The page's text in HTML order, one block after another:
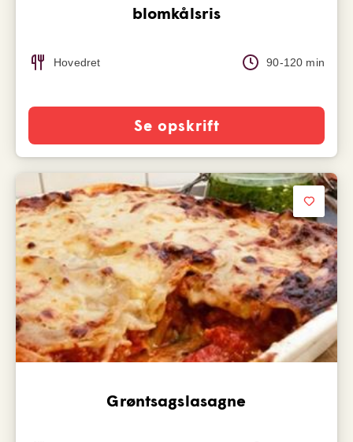
blomkålsris
Hovedret 90-120 min
Se opskrift
Grøntsagslasagne